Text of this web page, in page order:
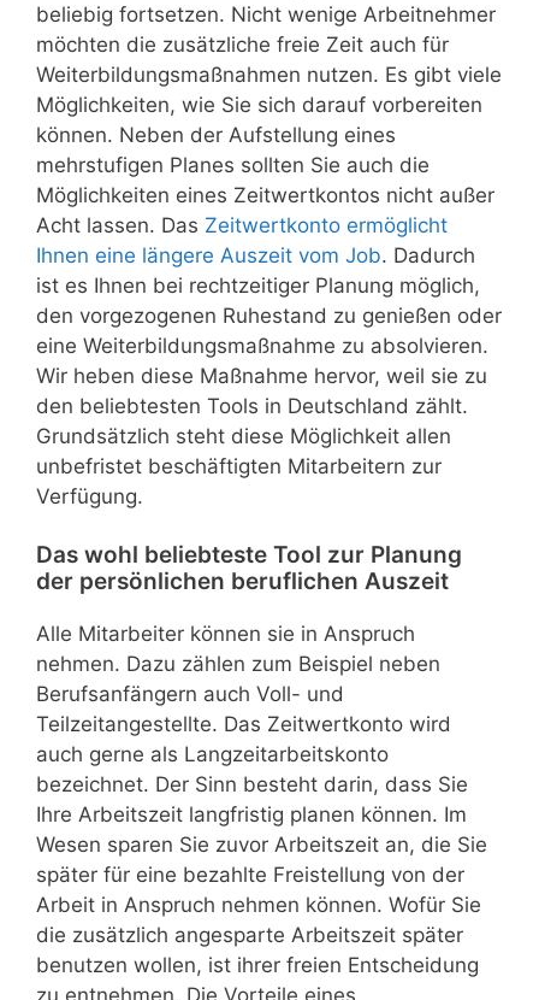
beliebig fortsetzen. Nicht wenige Arbeitnehmer
möchten die zusätzliche freie Zeit auch für
Weiterbildungsmaßnahmen nutzen. Es gibt viele
Möglichkeiten, wie Sie sich darauf vorbereiten
können. Neben der Aufstellung eines
mehrstufigen Planes sollten Sie auch die
Möglichkeiten eines Zeitwertkontos nicht außer
Acht lassen. Das Zeitwertkonto ermöglicht
Ihnen eine längere Auszeit vom Job. Dadurch
ist es Ihnen bei rechtzeitiger Planung möglich,
den vorgezogenen Ruhestand zu genießen oder
eine Weiterbildungsmaßnahme zu absolvieren.
Wir heben diese Maßnahme hervor, weil sie zu
den beliebtesten Tools in Deutschland zählt.
Grundsätzlich steht diese Möglichkeit allen
unbefristet beschäftigten Mitarbeitern zur
Verfügung.
Das wohl beliebteste Tool zur Planung
der persönlichen beruflichen Auszeit
Alle Mitarbeiter können sie in Anspruch
nehmen. Dazu zählen zum Beispiel neben
Berufsanfängern auch Voll- und
Teilzeitangestellte. Das Zeitwertkonto wird
auch gerne als Langzeitarbeitskonto
bezeichnet. Der Sinn besteht darin, dass Sie
Ihre Arbeitszeit langfristig planen können. Im
Wesen sparen Sie zuvor Arbeitszeit an, die Sie
später für eine bezahlte Freistellung von der
Arbeit in Anspruch nehmen können. Wofür Sie
die zusätzlich angesparte Arbeitszeit später
benutzen wollen, ist ihrer freien Entscheidung